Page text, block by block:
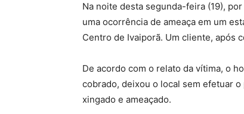
Na noite desta segunda-feira (19),
uma ocorrência de ameaça em um
Centro de Ivaiporã. Um cliente, após
De acordo com o relato da vítima, o
cobrado, deixou o local sem efetuar
xingado e ameaçado.